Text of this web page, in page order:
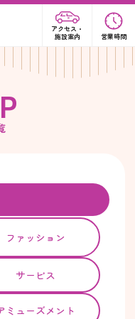
アクセス・
施設案内
営業時間
P
ファッション
サービス
ミューズメント